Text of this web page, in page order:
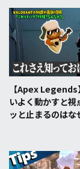
【Apex
いよく動かすと視
ッと止まるのはな